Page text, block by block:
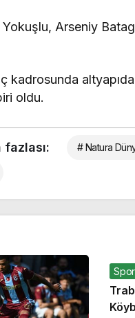
Arseniy
kadrosunda
oldu.
# Natura
Spor